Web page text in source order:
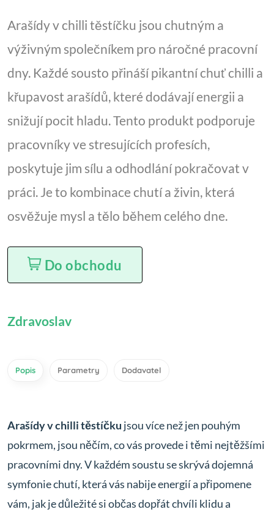
Arašídy v chilli těstíčku jsou chutným a
výživným společníkem pro náročné pracovní
dny. Každé sousto přináší pikantní chuť chilli a
křupavost arašídů, které dodávají energii a
snižují pocit hladu. Tento produkt podporuje
pracovníky ve stresujících profesích,
poskytuje jim sílu a odhodlání pokračovat v
práci. Je to kombinace chutí a živin, která
osvěžuje mysl a tělo během celého dne.
Do obchodu
Zdravoslav
Popis Parametry Dodavatel
Arašídy v chilli těstíčku jsou více než jen pouhým
pokrmem, jsou něčím, co vás provede i těmi nejtěžšími
pracovními dny. V každém soustu se skrývá dojemná
symfonie chutí, která vás nabije energií a připomene
vám, jak je důležité si občas dopřát chvíli klidu a